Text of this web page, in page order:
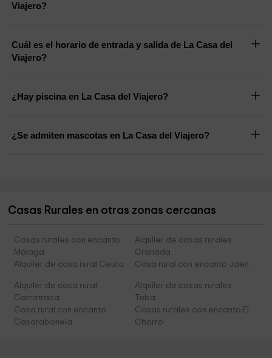
Viajero?
Cuál es el horario de entrada y salida de La Casa del
Viajero?
¿Hay piscina en La Casa del Viajero?
¿Se admiten mascotas en La Casa del Viajero?
Casas Rurales en otras zonas cercanas
Casas rurales con encanto
Málaga
Alquiler de casas rurales
Granada
Alquiler de casa rural Ceuta
Casa rural con encanto Jaén
Alquiler de casa rural
Carratraca
Alquiler de casas rurales
Teba
Casa rural con encanto
Casarabonela
Casas rurales con encanto El
Chorro